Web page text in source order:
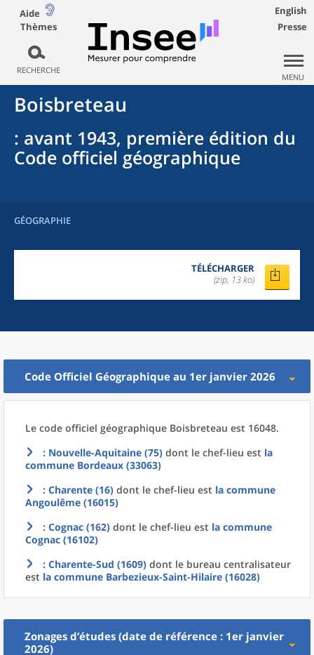
Aide
Thèmes
RECHERCHE
English
Presse
MENU
Boisbreteau
: avant 1943, première édition du
Code officiel géographique
GÉOGRAPHIE
TÉLÉCHARGER
(zip, 13 ko)
Code Officiel Géographique au 1er janvier 2026
Le code officiel géographique Boisbreteau est 16048.
: Nouvelle-Aquitaine (75) dont le chef-lieu est la
commune Bordeaux (33063)
: Charente (16) dont le chef-lieu est la commune
Angoulême (16015)
: Cognac (162) dont le chef-lieu est la commune
Cognac (16102)
: Charente-Sud (1609) dont le bureau centralisateur
est la commune Barbezieux-Saint-Hilaire (16028)
Zonages d’études (date de référence : 1er janvier
2026)